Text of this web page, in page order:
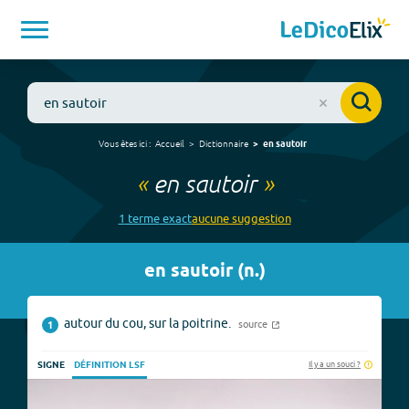
Vous êtes ici : Accueil Dictionnaire en sautoir
« en sautoir»
1 termeexactaucunesuggestion
en sautoir(n.)
1 autour du cou, sur la poitrine. source
SIGNE DÉFINITION LSF Il y a un souci ?